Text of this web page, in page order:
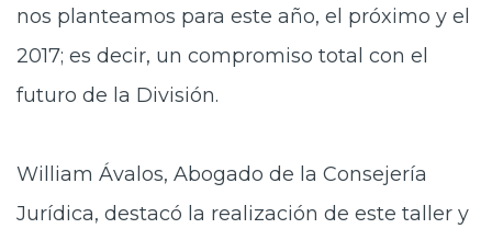
nos planteamos para este año, el próximo y el
2017; es decir, un compromiso total con el
futuro de la División.
William Ávalos, Abogado de la Consejería
Jurídica, destacó la realización de este taller y